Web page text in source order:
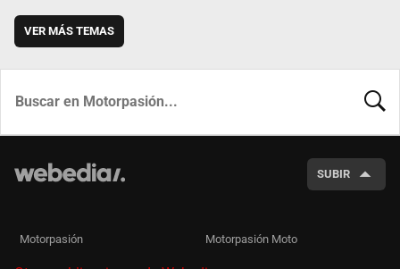
VER MÁS TEMAS
SUBIR
Motorpasión Motorpasión Moto